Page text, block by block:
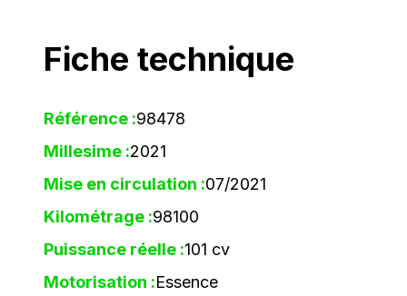
Fiche technique
Référence :98478
Millesime :2021
Mise en circulation :07/2021
Kilométrage :98100
Puissance réelle :101 cv
Motorisation :Essence